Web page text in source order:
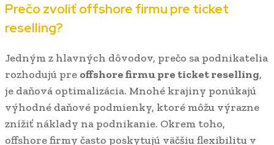
Prečo zvoliť offshore firmu pre ticket
reselling?
Jedným z hlavných dôvodov, prečo sa podnikatelia
rozhodujú pre offshore firmu pre ticket reselling,
je daňová optimalizácia. Mnohé krajiny ponúkajú
výhodné daňové podmienky, ktoré môžu výrazne
znížiť náklady na podnikanie. Okrem toho,
offshore firmy často poskytujú väčšiu flexibilitu v